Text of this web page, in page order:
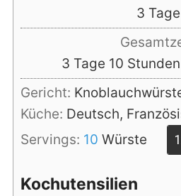
3 Tage
Tage
3Tage
Tage 10Stunden
Stunden
Gericht:
Küche: Deutsch,
Servings: 10 Würste
Kochutensilien